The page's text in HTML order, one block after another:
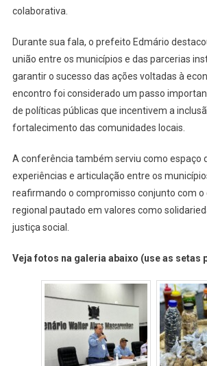
colaborativa.
Durante sua fala, o prefeito Edmário
união entre os municípios e das parcerias
garantir o sucesso das ações voltadas à
encontro foi considerado um passo
de políticas públicas que incentivem a
fortalecimento das comunidades locais.
A conferência também serviu como espaço
experiências e articulação entre os
reafirmando o compromisso conjunto com
regional pautado em valores como
justiça social.
Veja fotos na galeria abaixo (use as setas